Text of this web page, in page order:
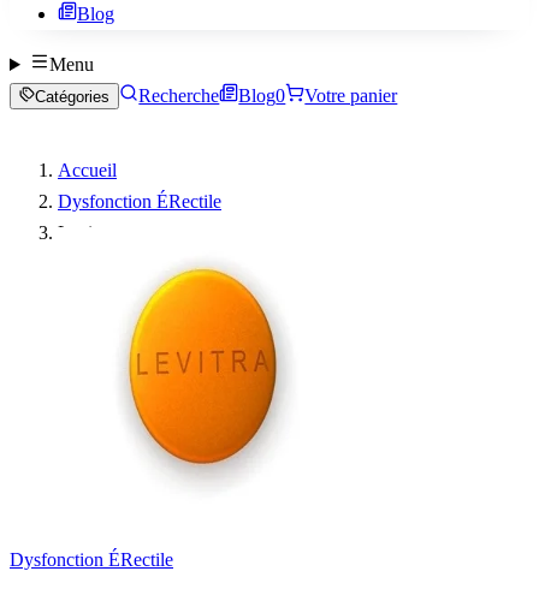
Blog
Menu
Catégories Recherche Blog0 Votre panier
Accueil
Dysfonction ÉRectile
Levitra
Dysfonction ÉRectile